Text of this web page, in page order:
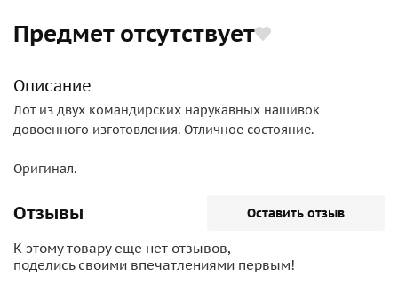
Предмет отсутствует
Описание
Лот из двух командирских нарукавных нашивок
довоенного изготовления. Отличное состояние.
Оригинал.
Отзывы Оставить отзыв
К этому товару еще нет отзывов,
поделись своими впечатлениями первым!